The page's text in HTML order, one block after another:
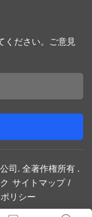
ください。ご意見
司. 全著作権所有 .
サイトマップ /
リシー